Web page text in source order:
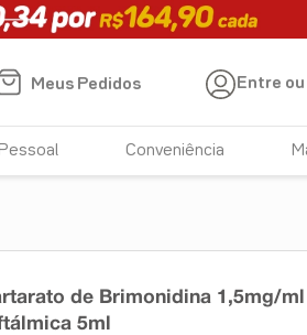
Meus Pedidos Entre
Conveniência
de Brimonidina 1,5mg/
5ml